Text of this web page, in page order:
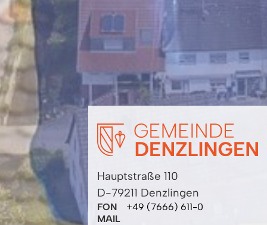
Hauptstraße 110
D-79211 Denzlingen
FON
+49 (7666) 611-0
MAIL